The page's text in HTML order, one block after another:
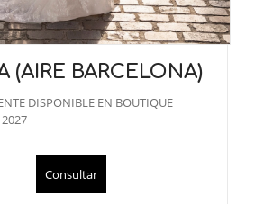
(AIRE BARCELONA)
DISPONIBLE EN BOUTIQUE
Consultar